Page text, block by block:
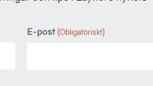
E-post (Obligatoriskt)